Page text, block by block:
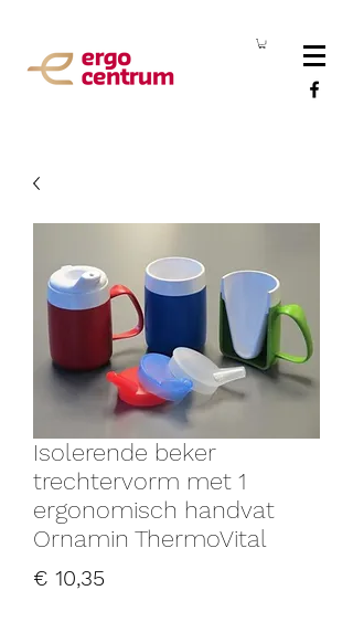
Isolerende beker
trechtervorm met 1
ergonomisch handvat
Ornamin ThermoVital
€ 10,35